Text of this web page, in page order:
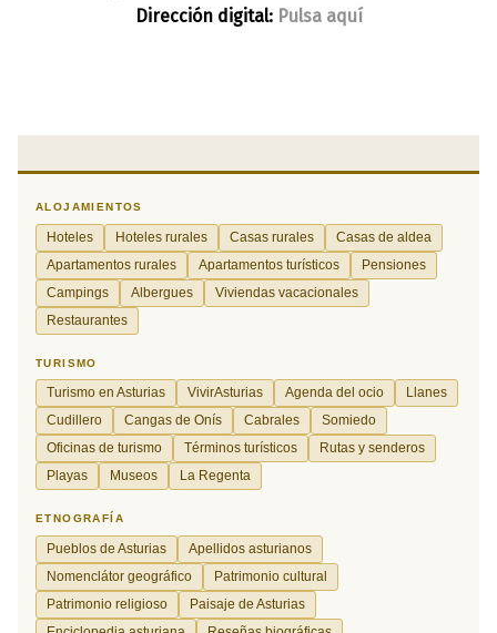
Dirección digital: Pulsa aquí